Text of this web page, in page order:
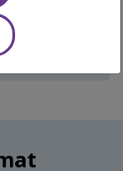
termíny.